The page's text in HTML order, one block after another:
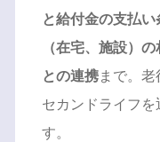
と給付金の支払い
（在宅、施設）の
との連携まで。老
セカンドライフを
す。